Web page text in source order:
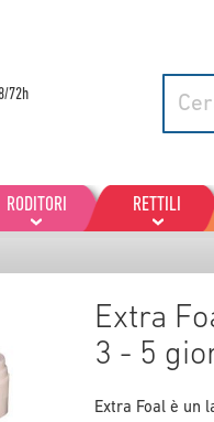
72h
RODITORI RETTILI
Extra
3 - 5
Extra Foal è un